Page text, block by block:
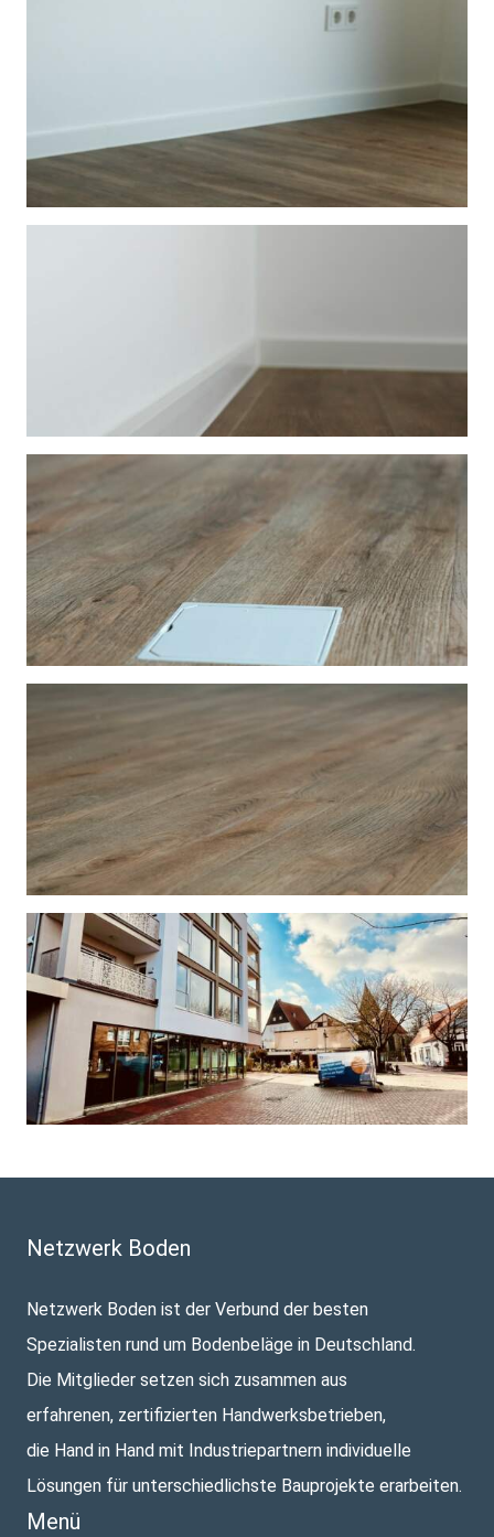
Netzwerk Boden
Netzwerk Boden ist der Verbund der besten
Spezialisten rund um Bodenbeläge in Deutschland.
Die Mitglieder setzen sich zusammen aus
erfahrenen, zertifizierten Handwerksbetrieben,
die Hand in Hand mit Industriepartnern individuelle
Lösungen für unterschiedlichste Bauprojekte erarbeiten.
Menü